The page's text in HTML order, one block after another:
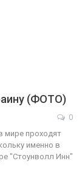
(ФОТО)
0
мире проходят
именно в
"Стоунволл Инн"